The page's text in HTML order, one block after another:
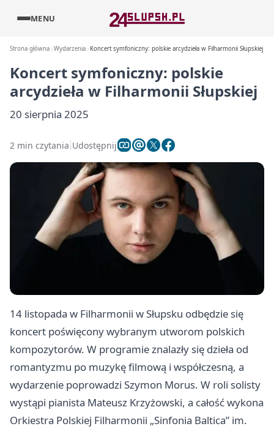
MENU
Strona główna Wydarzenia Koncert symfoniczny: polskie arcydzieła w Filharmonii Słupskiej
Koncert symfoniczny: polskie
arcydzieła w Filharmonii Słupskiej
20 sierpnia 2025
2 min czytania Udostępnij
14 listopada w Filharmonii w Słupsku odbędzie się
koncert poświęcony wybranym utworom polskich
kompozytorów. W programie znalazły się dzieła od
romantyzmu po muzykę filmową i współczesną, a
wydarzenie poprowadzi Szymon Morus. W roli solisty
wystąpi pianista Mateusz Krzyżowski, a całość wykona
Orkiestra Polskiej Filharmonii „Sinfonia Baltica” im.